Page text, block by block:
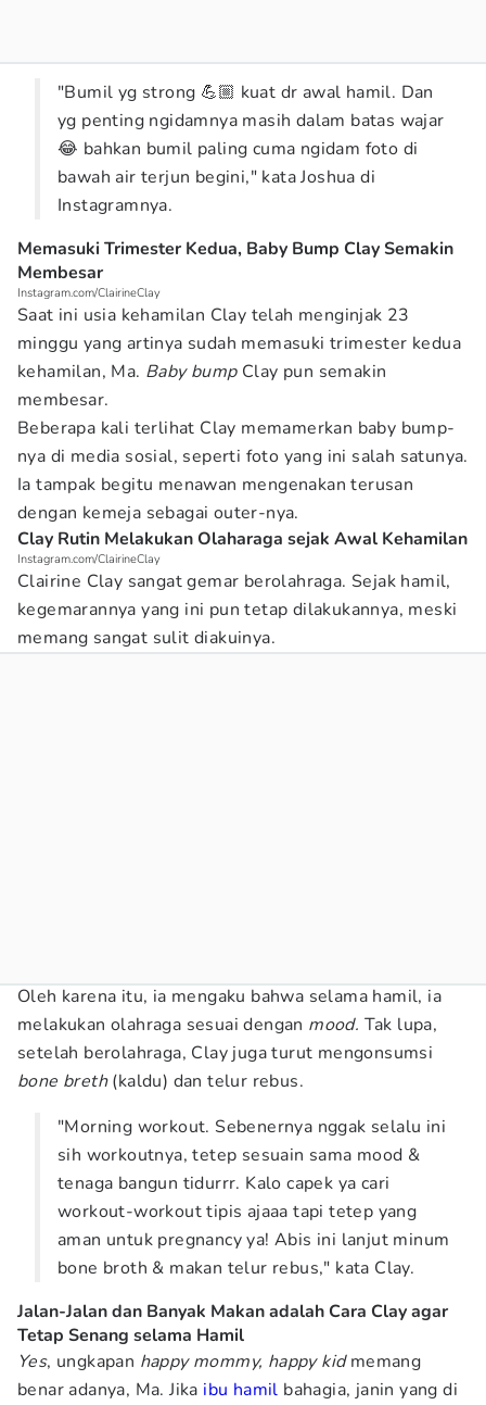
"Bumil yg strong 💪🏼 kuat dr awal hamil. Dan
yg penting ngidamnya masih dalam batas wajar
😂 bahkan bumil paling cuma ngidam foto di
bawah air terjun begini," kata Joshua di
Instagramnya.
Memasuki Trimester Kedua, Baby Bump Clay Semakin
Membesar
Instagram.com/ClairineClay
Saat ini usia kehamilan Clay telah menginjak 23
minggu yang artinya sudah memasuki trimester kedua
kehamilan, Ma. Baby bumpClay pun semakin
membesar.
Beberapa kali terlihat Clay memamerkan baby bump-
nya di media sosial, seperti foto yang ini salah satunya.
Ia tampak begitu menawan mengenakan terusan
dengan kemeja sebagai outer-nya.
Clay Rutin Melakukan Olaharaga sejak Awal Kehamilan
Instagram.com/ClairineClay
Clairine Clay sangat gemar berolahraga. Sejak hamil,
kegemarannya yang ini pun tetap dilakukannya, meski
memang sangat sulit diakuinya.
Oleh karena itu, ia mengaku bahwa selama hamil, ia
melakukan olahraga sesuai dengan mood. Tak lupa,
setelah berolahraga, Clay juga turut mengonsumsi
bone breth(kaldu) dan telur rebus.
"Morning workout. Sebenernya nggak selalu ini
sih workoutnya, tetep sesuain sama mood &
tenaga bangun tidurrr. Kalo capek ya cari
workout-workout tipis ajaaa tapi tetep yang
aman untuk pregnancy ya! Abis ini lanjut minum
bone broth & makan telur rebus," kata Clay.
Jalan-Jalan dan Banyak Makan adalah Cara Clay agar
Tetap Senang selama Hamil
Yes, ungkapan happy mommy, happy kidmemang
benar adanya, Ma. Jika ibu hamil bahagia, janin yang di